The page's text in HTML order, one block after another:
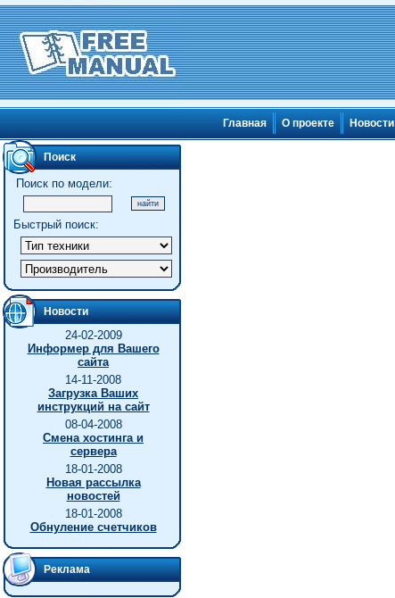
Главная О проекте Новости
Поиск
Поиск по модели:
Быстрый поиск:
Новости
24-02-2009
Информер для Вашего
сайта
14-11-2008
Загрузка Ваших
инструкций на сайт
08-04-2008
Смена хостинга и
сервера
18-01-2008
Новая рассылка
новостей
18-01-2008
Обнуление счетчиков
Реклама